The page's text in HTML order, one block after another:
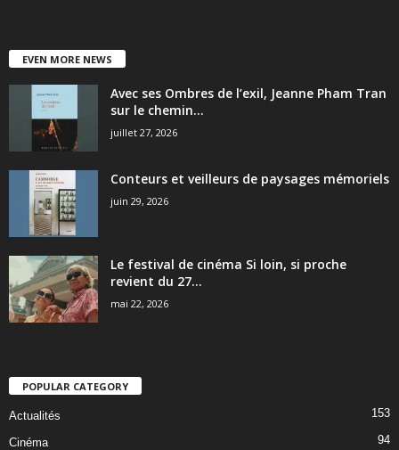
EVEN MORE NEWS
Avec ses Ombres de l’exil, Jeanne Pham Tran
sur le chemin...
juillet 27, 2026
Conteurs et veilleurs de paysages mémoriels
juin 29, 2026
Le festival de cinéma Si loin, si proche
revient du 27...
mai 22, 2026
POPULAR CATEGORY
Actualités 153
Cinéma 94